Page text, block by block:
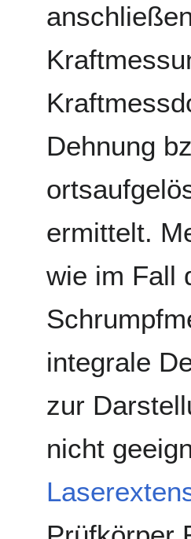
Dehnung
ermittelt.
wie im Fall
integrale
zur
nicht